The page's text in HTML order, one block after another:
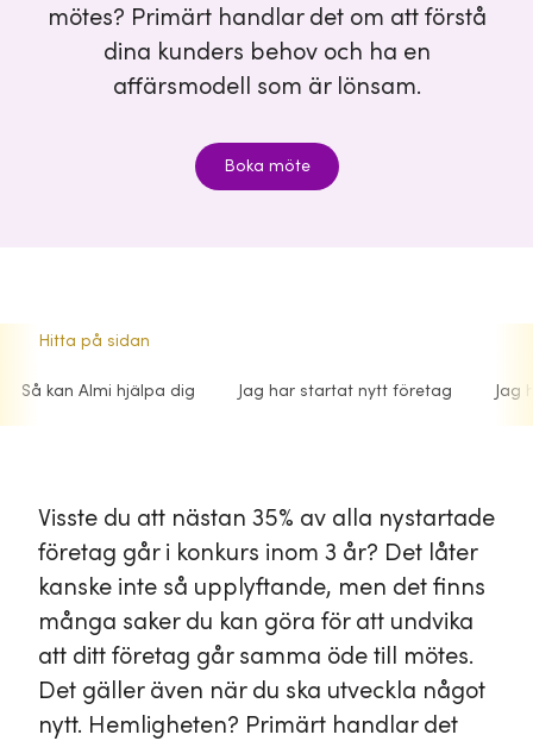
mötes? Primärt handlar det om att förstå
dina kunders behov och ha en
affärsmodell som är lönsam.
Boka möte
Hitta på sidan
Så kan Almi hjälpa dig Jag har startat nytt företag Jag
Visste du att nästan 35% av alla nystartade
företag går i konkurs inom 3 år? Det låter
kanske inte så upplyftande, men det finns
många saker du kan göra för att undvika
att ditt företag går samma öde till mötes.
Det gäller även när du ska utveckla något
nytt. Hemligheten? Primärt handlar det